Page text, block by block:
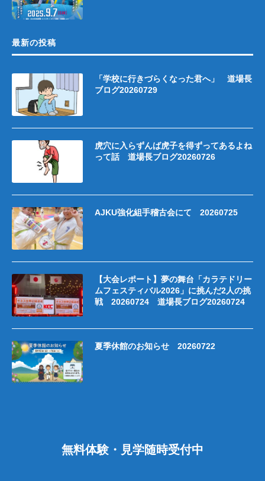
最新の投稿
「学校に行きづらくなった君へ」 道場長
ブログ20260729
虎穴に入らずんば虎子を得ずってあるよね
って話 道場長ブログ20260726
AJKU強化組手稽古会にて 20260725
【大会レポート】夢の舞台「カラテドリー
ムフェスティバル2026」に挑んだ2人の挑
戦 20260724 道場長ブログ20260724
夏季休館のお知らせ 20260722
無料体験・見学随時受付中